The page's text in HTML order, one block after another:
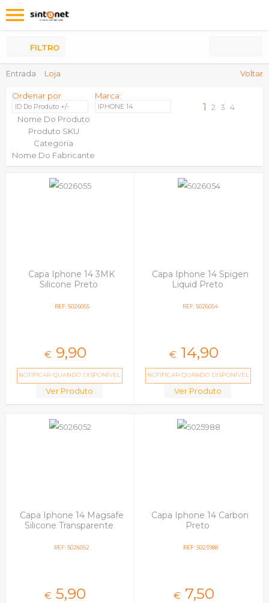
Entrada Loja Voltar
FILTRO
Ordenar por
ID Do Produto +/-
Nome Do Produto
Produto SKU
Categoria
Nome Do Fabricante
Marca:
IPHONE 14 1 2 3 4
Capa Iphone 14 3MK
Silicone Preto
REF: 5026055
€ 9,90
NOTIFICAR QUANDO DISPONÍVEL
Ver Produto
Capa Iphone 14 Spigen
Liquid Preto
REF: 5026054
€ 14,90
NOTIFICAR QUANDO DISPONÍVEL
Ver Produto
Capa Iphone 14 Magsafe
Silicone Transparente
REF: 5026052
€ 5,90
Capa Iphone 14 Carbon
Preto
REF: 5025988
€ 7,50